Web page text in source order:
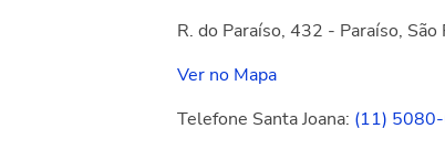
R. do Paraíso, 432 - Paraíso,
Ver no Mapa
Telefone Santa Joana: (11)